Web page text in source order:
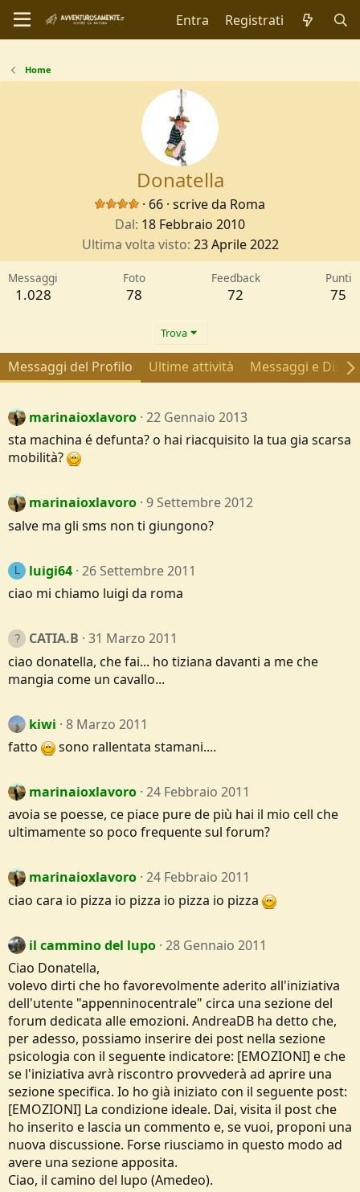
Entra Registrati
Home
Donatella
· 66 · scrive da Roma
Dal 18 Febbraio 2010
Ultima volta visto 23 Aprile 2022
Messaggi
1.028
Foto
78
Feedback
72
Punti
75
Trova
Messaggi del Profilo Ultime attività Messaggi e
marinaioxlavoro 22 Gennaio 2013
sta machina é defunta? o hai riacquisito la tua gia scarsa
mobilità?
marinaioxlavoro 9 Settembre 2012
salve ma gli sms non ti giungono?
L luigi64 26 Settembre 2011
ciao mi chiamo luigi da roma
CATIA.B
31 Marzo 2011
ciao donatella, che fai... ho tiziana davanti a me che
mangia come un cavallo...
kiwi
8 Marzo 2011
fatto
sono rallentata stamani....
marinaioxlavoro 24 Febbraio 2011
avoia se poesse, ce piace pure de più hai il mio cell che
ultimamente so poco frequente sul forum?
marinaioxlavoro 24 Febbraio 2011
ciao cara io pizza io pizza io pizza io pizza
il cammino del lupo 28 Gennaio 2011
Ciao Donatella,
volevo dirti che ho favorevolmente aderito all'iniziativa
dell'utente "appenninocentrale" circa una sezione del
forum dedicata alle emozioni. AndreaDB ha detto che,
per adesso, possiamo inserire dei post nella sezione
psicologia con il seguente indicatore: [EMOZIONI] e che
se l'iniziativa avrà riscontro provvederà ad aprire una
sezione specifica. Io ho già iniziato con il seguente post:
[EMOZIONI] La condizione ideale. Dai, visita il post che
ho inserito e lascia un commento e, se vuoi, proponi una
nuova discussione. Forse riusciamo in questo modo ad
avere una sezione apposita.
Ciao, il camino del lupo (Amedeo).